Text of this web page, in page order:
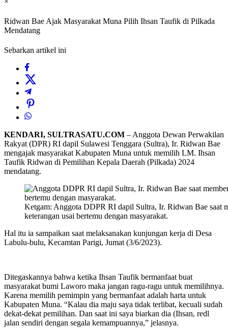
Ridwan Bae Ajak Masyarakat Muna Pilih Ihsan Taufik di Pilkada
Mendatang
Sebarkan artikel ini
KENDARI, SULTRASATU.COM – Anggota Dewan Perwakilan
Rakyat (DPR) RI dapil Sulawesi Tenggara (Sultra), Ir. Ridwan Bae
mengajak masyarakat Kabupaten Muna untuk memilih LM. Ihsan
Taufik Ridwan di Pemilihan Kepala Daerah (Pilkada) 2024
mendatang.
Ketgam: Anggota DDPR RI dapil Sultra, Ir. Ridwan Bae saat
keterangan usai bertemu dengan masyarakat.
Hal itu ia sampaikan saat melaksanakan kunjungan kerja di Desa
Labulu-bulu, Kecamtan Parigi, Jumat (3/6/2023).
Ditegaskannya bahwa ketika Ihsan Taufik bermanfaat buat
masyarakat bumi Laworo maka jangan ragu-ragu untuk memilihnya.
Karena memilih pemimpin yang bermanfaat adalah harta untuk
Kabupaten Muna. “Kalau dia maju saya tidak terlibat, kecuali sudah
dekat-dekat pemilihan. Dan saat ini saya biarkan dia (Ihsan, redl
jalan sendiri dengan segala kemampuannya,” jelasnya.